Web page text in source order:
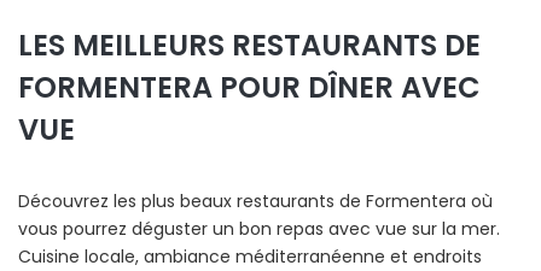
LES MEILLEURS RESTAURANTS DE
FORMENTERA POUR DÎNER AVEC
VUE
Découvrez les plus beaux restaurants de Formentera où
vous pourrez déguster un bon repas avec vue sur la mer.
Cuisine locale, ambiance méditerranéenne et endroits